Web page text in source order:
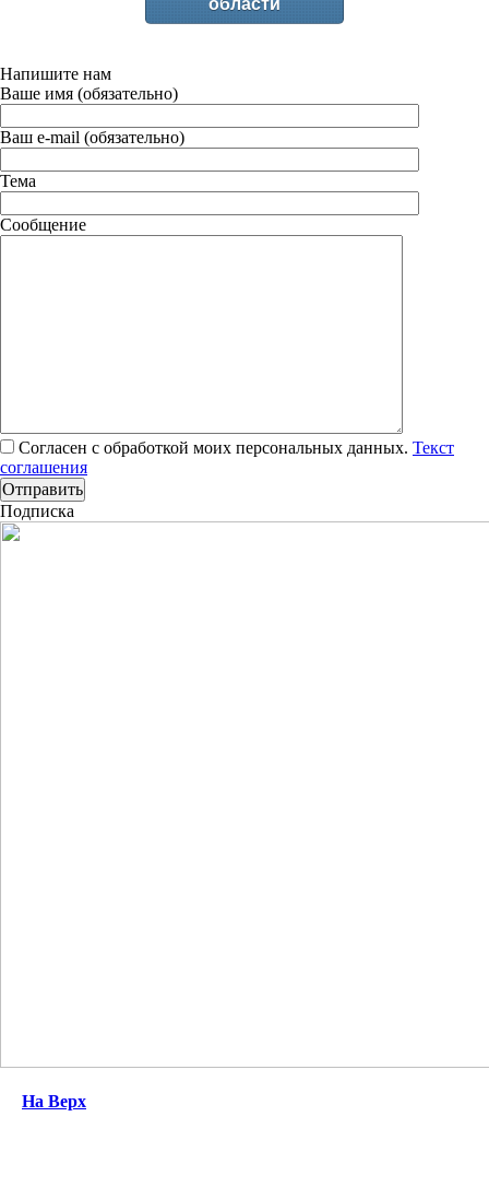
области
Напишите нам
Ваше имя (обязательно)
Ваш e-mail (обязательно)
Тема
Сообщение
Согласен с обработкой моих персональных данных. Текст
соглашения
Подписка
На Верх